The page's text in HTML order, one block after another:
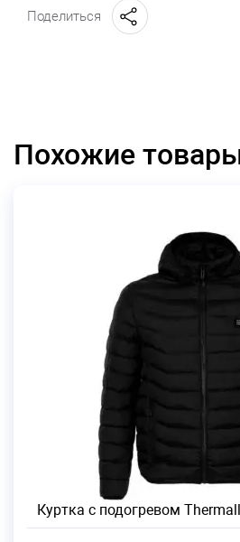
Поделиться
Похожие
Куртка с подогревом